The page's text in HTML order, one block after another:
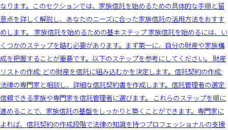
なります。このセクションでは、家族信託を始めるための具体的な手順と留
意点を詳しく解説し、あなたのニーズに合った家族信託の活用方法をおすす
めします。 家族信託を始めるための基本ステップ 家族信託を始めるには、い
くつかのステップを踏む必要があります。まず第一に、自分の財産や家族構
成を把握することが重要です。以下のステップを参考にしてください。 財産
リストの作成: どの財産を信託に組み込むかを決定します。信託契約の作成:
法律の専門家と相談し、詳細な信託契約書を作成します。信託管理者の選定:
信頼できる家族や専門家を信託管理者に選びます。 これらのステップを順に
進めることで、家族信託の基盤をしっかりと築くことができます。専門家に
よれば、信託契約の作成段階で法律の知識を持つプロフェッショナルの支援